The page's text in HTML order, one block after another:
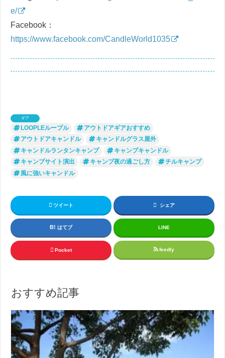
e/
Facebook：
https://www.facebook.com/CandleWorld1035
ギア
LOOPLEループル
アウトドアギアおすすめ
アウトドアキャンドル
キャンドルグラス屋外
キャンドルランタンキャンプ
キャンプキャンドル
キャンプサイト演出
キャンプ夜の過ごし方
チルキャンプ
風に強いキャンドル
ツイート シェア
はてブ LINE
Pocket feedly
おすすめ記事